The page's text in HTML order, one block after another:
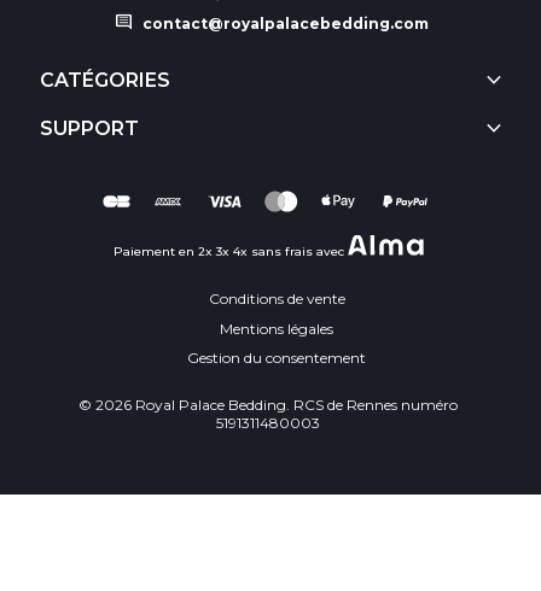
comment contact@royalpalacebedding.com
CATÉGORIES keyboard_arrow_down
SUPPORT keyboard_arrow_down
Paiement en 2x 3x 4x sans frais avec
© 2026 Royal Palace Bedding. RCS de Rennes numéro
5191311480003
Conditions de vente
Mentions légales
Gestion du consentement